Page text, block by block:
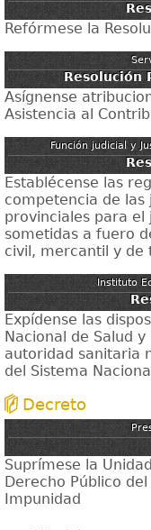
Refórmese la
Resolución
Asígnense
Asistencia al
Función judicial y
Establécense las
competencia de las
provinciales para el
sometidas a fuero
civil, mercantil y de
Instituto
Expídense las
Nacional de Salud
autoridad sanitaria
del Sistema
Decreto
Suprímese la
Derecho Público del
Impunidad